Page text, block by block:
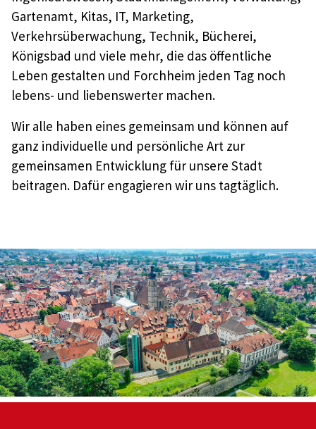
Gartenamt, Kitas, IT, Marketing,
Verkehrsüberwachung, Technik, Bücherei,
Königsbad und viele mehr, die das öffentliche
Leben gestalten und Forchheim jeden Tag noch
lebens- und liebenswerter machen.
Wir alle haben eines gemeinsam und können auf
ganz individuelle und persönliche Art zur
gemeinsamen Entwicklung für unsere Stadt
beitragen. Dafür engagieren wir uns tagtäglich.